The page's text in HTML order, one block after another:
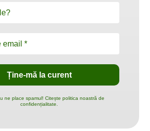
ne place spamul! Citește politica noastră de
confidențialitate.